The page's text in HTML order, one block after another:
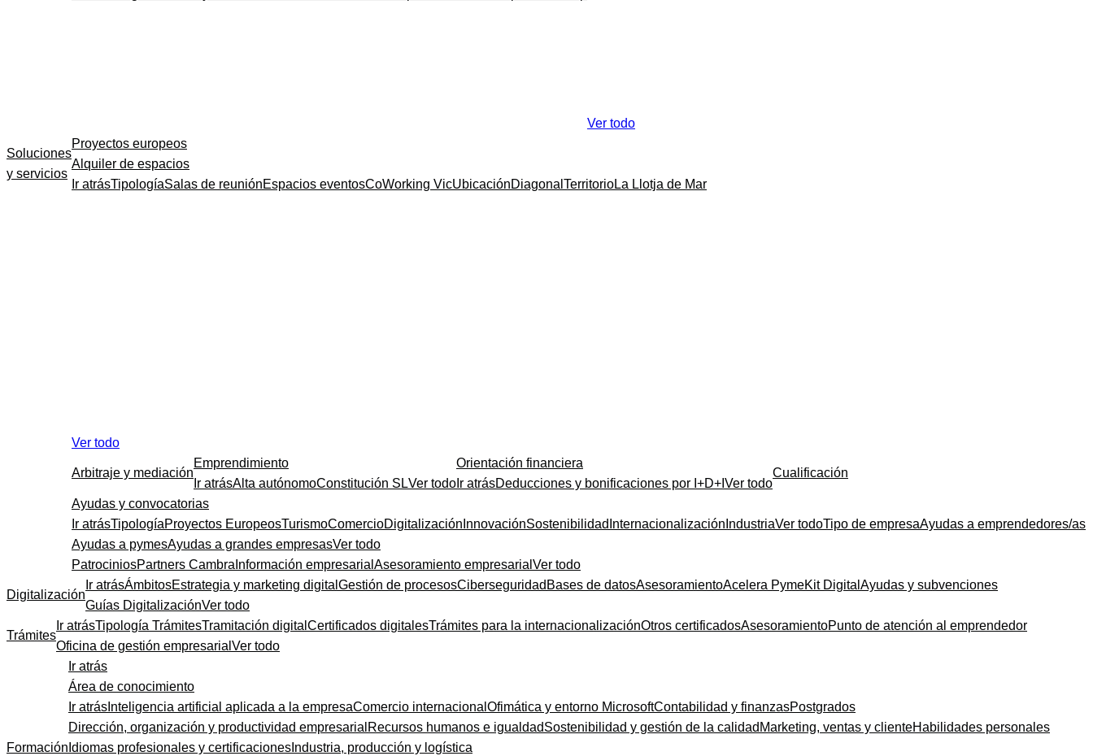
Soluciones
y servicios
Ver todo
Proyectos europeos
Alquiler de espacios
Ir atrásTipologíaSalas de reuniónEspacios eventosCoWorking VicUbicaciónDiagonal TerritorioLa Llotja de Mar
Ver todo
Arbitraje y mediación
Emprendimiento
Ir atrásAlta autónomoConstitución SLVer todo
Orientación financiera
Ir atrásDeducciones y bonificaciones por I+D+I Ver todo
Cualificación
Ayudas y convocatorias
Ir atrásTipologíaProyectos EuropeosTurismoComercioDigitalización InnovaciónSostenibilidad Internacionalización IndustriaVer todoTipo de empresaAyudas a emprendedores/as
Ayudas a pymesAyudas a grandes empresasVer todo
PatrociniosPartners Cambra Información empresarial Asesoramiento empresarial Ver todo
Digitalización
Ir atrásÁmbitosEstrategia y marketing digital Gestión de procesosCiberseguridad Bases de datosAsesoramientoAcelera PymeKit Digital Ayudas y subvenciones
Guías DigitalizaciónVer todo
Trámites
Ir atrásTipología TrámitesTramitación digital Certificados digitalesTrámites para la internacionalizaciónOtros certificadosAsesoramientoPunto de atención al emprendedor
Oficina de gestión empresarial Ver todo
Formación
Ir atrás
Área de conocimiento
Ir atrás Inteligencia artificial aplicada a la empresaComercio internacional Ofimática y entorno MicrosoftContabilidad y finanzasPostgrados
Dirección, organización y productividad empresarial Recursos humanos e igualdadSostenibilidad y gestión de la calidad Marketing, ventas y clienteHabilidades personales
Idiomas profesionales y certificaciones Industria, producción y logística